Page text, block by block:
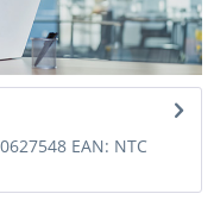
EAN: NTC